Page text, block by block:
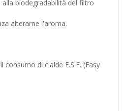
biodegradabilità del filtro
alterarne l'aroma.
consumo di cialde E.S.E. (Easy